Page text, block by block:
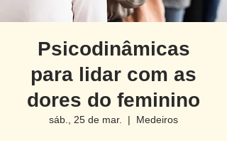
Psicodinâmicas
para lidar com as
dores do feminino
sáb., 25 de mar.
  |
Medeiros